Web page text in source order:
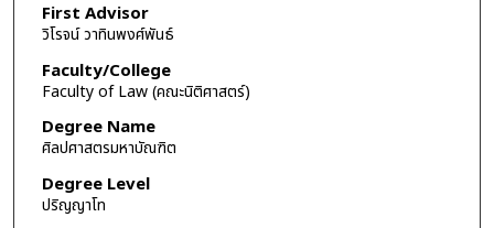
First Advisor
วิโรจน์ วาทินพงศ์พันธ์
Faculty/College
Faculty of Law (คณะนิติศาสตร์)
Degree Name
ศิลปศาสตรมหาบัณฑิต
Degree Level
ปริญญาโท